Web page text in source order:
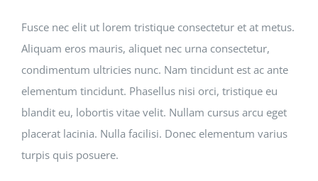
Fusce nec elit ut lorem tristique consectetur et at metus.
Aliquam eros mauris, aliquet nec urna consectetur,
condimentum ultricies nunc. Nam tincidunt est ac ante
elementum tincidunt. Phasellus nisi orci, tristique eu
blandit eu, lobortis vitae velit. Nullam cursus arcu eget
placerat lacinia. Nulla facilisi. Donec elementum varius
turpis quis posuere.